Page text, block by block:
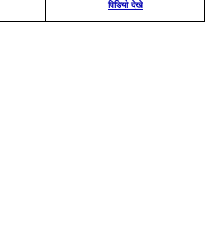
विडियो देखे